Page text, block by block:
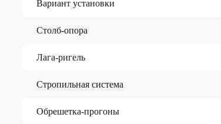
Вариант установки
Столб-опора
Лага-ригель
Стропильная система
Обрешетка-прогоны